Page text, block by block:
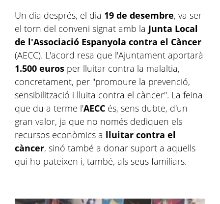
Un dia després, el dia 19 de desembre, va ser
el torn del conveni signat amb la Junta Local
de l'Associació Espanyola contra el Càncer
(AECC). L'acord resa que l'Ajuntament aportarà
1.500 euros per lluitar contra la malaltia,
concretament, per "promoure la prevenció,
sensibilització i lluita contra el càncer". La feina
que du a terme l'AECC és, sens dubte, d'un
gran valor, ja que no només dediquen els
recursos econòmics a lluitar contra el
càncer, sinó també a donar suport a aquells
qui ho pateixen i, també, als seus familiars.